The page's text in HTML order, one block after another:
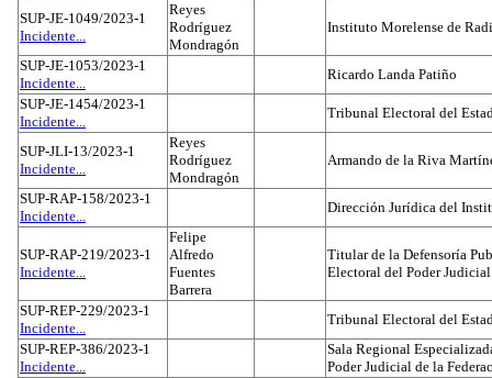
SUP-JE-1049/2023-1
Incidente...
Reyes
Rodríguez
Mondragón
Instituto Morelense de
SUP-JE-1053/2023-1
Incidente...
Ricardo Landa Patiño
SUP-JE-1454/2023-1
Incidente...
Tribunal Electoral del
SUP-JLI-13/2023-1
Incidente...
Reyes
Rodríguez
Mondragón
Armando de la Riva
SUP-RAP-158/2023-1
Incidente...
Dirección Jurídica del
SUP-RAP-219/2023-1
Incidente...
Felipe
Alfredo
Fuentes
Barrera
Titular de la Defensoría
Electoral del Poder
SUP-REP-229/2023-1
Incidente...
Tribunal Electoral del
SUP-REP-386/2023-1
Incidente...
Sala Regional
Poder Judicial de la